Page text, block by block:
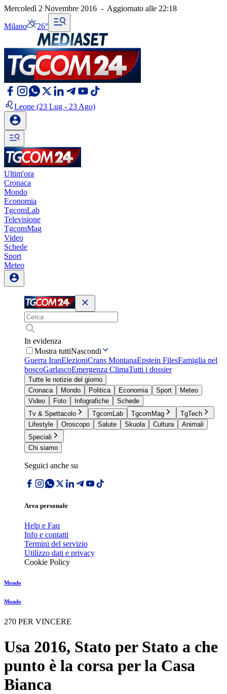
Mercoledì 2 Novembre 2016 - Aggiornato alle 22:18
Milano 26°
Leone (23 Lug - 23 Ago)
Ultim'ora
Cronaca
Mondo
Economia
TgcomLab
Televisione
TgcomMag
Video
Schede
Sport
Meteo
In evidenza
Mostra tuttiNascondi
Guerra IranElezioniCrans MontanaEpstein FilesFamiglia nel
boscoGarlascoEmergenza ClimaTutti i dossier
Tutte le notizie del giorno
Cronaca
Mondo Politica Economia Sport
Meteo
Video
Foto Infografiche
Schede
Tv & Spettacolo
TgcomLab TgcomMag
TgTech
Lifestyle
Oroscopo Salute Skuola Cultura
Animali
Speciali
Chi siamo
Seguici anche su
Area personale
Help e Faq
Info e contatti
Termini del servizio
Utilizzo dati e privacy
Cookie Policy
Mondo
Mondo
270 PER VINCERE
Usa 2016, Stato per Stato a che
punto è la corsa per la Casa
Bianca